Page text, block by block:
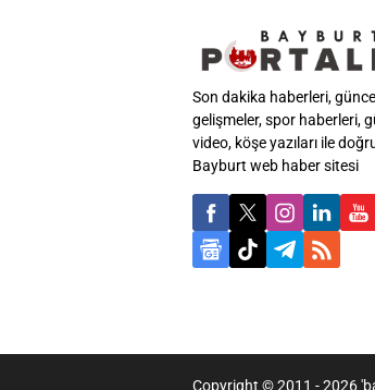
Son dakika haberleri, güncel
gelişmeler, spor haberleri,
video, köşe yazıları ile
Bayburt web haber sitesi
Copyright © 2011 - 2026